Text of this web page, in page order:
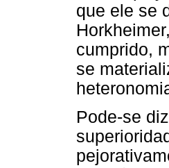
que ele se
cumprido,
se
Pode-se